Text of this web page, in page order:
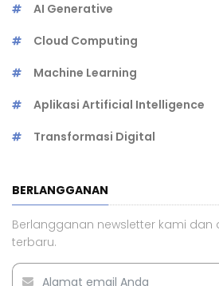
AI Generative
Cloud Computing
Machine Learning
Aplikasi Artificial Intelligence
Transformasi Digital
BERLANGGANAN
Berlangganan newsletter kami
terbaru.